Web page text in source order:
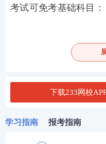
考试可免考基础科目：
2.已取得水运工程造价
已取得造价工程师一
下载233网校
学习指南 报考指南